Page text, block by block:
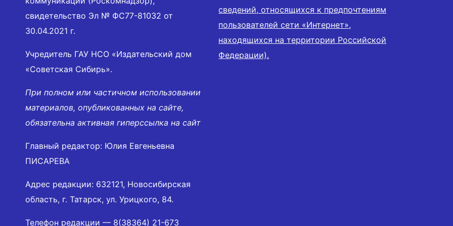
свидетельство Эл № ФС77-81032 от
30.04.2021 г.
Учредитель ГАУ НСО «Издательский дом
«Советская Сибирь».
При полном или частичном использовании
материалов, опубликованных на сайте,
обязательна активная гиперссылка на сайт
Главный редактор: Юлия Евгеньевна
ПИСАРЕВА
Адрес редакции: 632121, Новосибирская
область, г. Татарск, ул. Урицкого, 84.
Телефон редакции — 8(38364) 21-673
сведений, относящихся к предпочтениям
пользователей сети «Интернет»,
находящихся на территории Российской
Федерации).